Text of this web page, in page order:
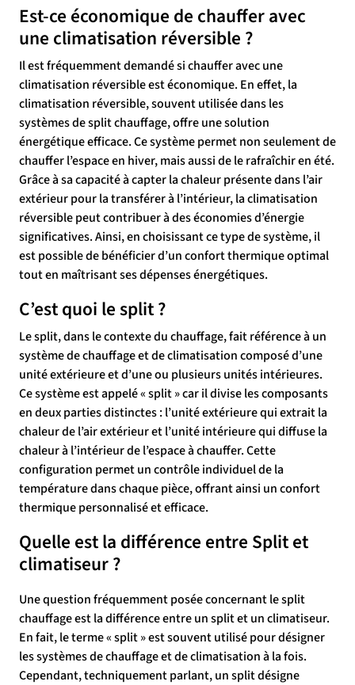
Est-ce économique de chauffer avec
une climatisation réversible ?
Il est fréquemment demandé si chauffer avec une
climatisation réversible est économique. En effet, la
climatisation réversible, souvent utilisée dans les
systèmes de split chauffage, offre une solution
énergétique efficace. Ce système permet non seulement de
chauffer l’espace en hiver, mais aussi de le rafraîchir en été.
Grâce à sa capacité à capter la chaleur présente dans l’air
extérieur pour la transférer à l’intérieur, la climatisation
réversible peut contribuer à des économies d’énergie
significatives. Ainsi, en choisissant ce type de système, il
est possible de bénéficier d’un confort thermique optimal
tout en maîtrisant ses dépenses énergétiques.
C’est quoi le split ?
Le split, dans le contexte du chauffage, fait référence à un
système de chauffage et de climatisation composé d’une
unité extérieure et d’une ou plusieurs unités intérieures.
Ce système est appelé « split » car il divise les composants
en deux parties distinctes : l’unité extérieure qui extrait la
chaleur de l’air extérieur et l’unité intérieure qui diffuse la
chaleur à l’intérieur de l’espace à chauffer. Cette
configuration permet un contrôle individuel de la
température dans chaque pièce, offrant ainsi un confort
thermique personnalisé et efficace.
Quelle est la différence entre Split et
climatiseur ?
Une question fréquemment posée concernant le split
chauffage est la différence entre un split et un climatiseur.
En fait, le terme « split » est souvent utilisé pour désigner
les systèmes de chauffage et de climatisation à la fois.
Cependant, techniquement parlant, un split désigne